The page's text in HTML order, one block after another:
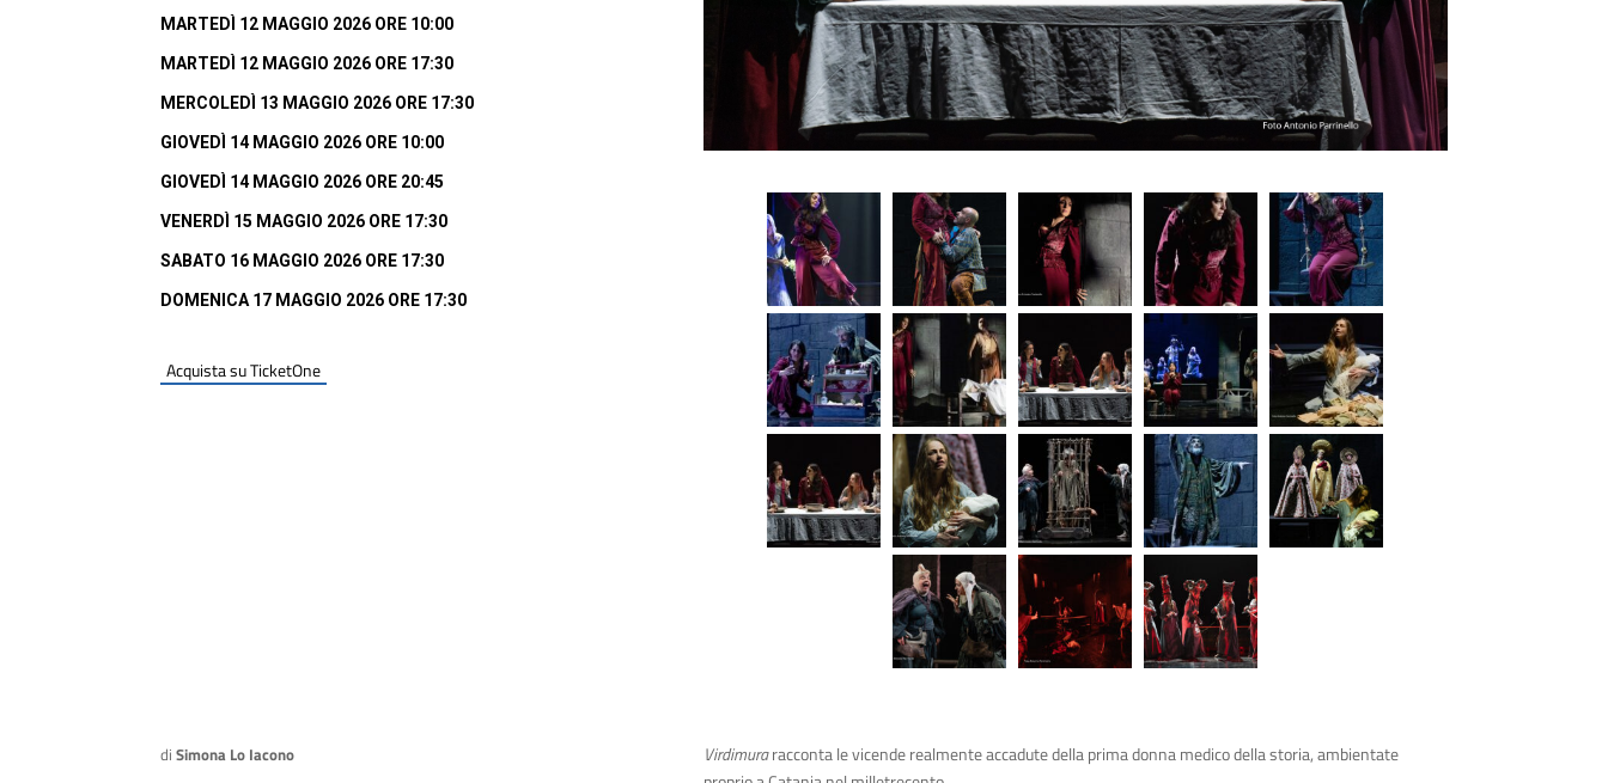
MARTEDÌ 12 MAGGIO 2026 ORE 10:00
MARTEDÌ 12 MAGGIO 2026 ORE 17:30
MERCOLEDÌ 13 MAGGIO 2026 ORE 17:30
GIOVEDÌ 14 MAGGIO 2026 ORE 10:00
GIOVEDÌ 14 MAGGIO 2026 ORE 20:45
VENERDÌ 15 MAGGIO 2026 ORE 17:30
SABATO 16 MAGGIO 2026 ORE 17:30
DOMENICA 17 MAGGIO 2026 ORE 17:30
Acquista su TicketOne
diSimona Lo Iacono
Virdimuraracconta le vicende realmente accadute della prima donna medico della storia, ambientate